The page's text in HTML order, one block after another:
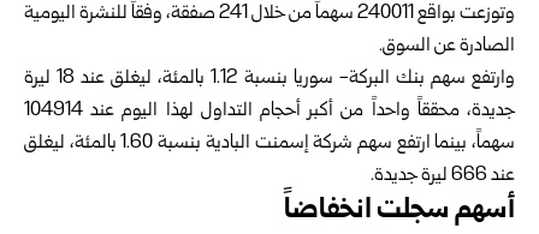
وتوزعت بواقع 240011 سهماً من خلال 241 صفقة، وفقاً للنشرة اليومية
الصادرة عن السوق.
‏وارتفع سهم بنك البركة- سوريا بنسبة 1.12 بالمئة، ليغلق عند 18 ليرة
جديدة، محققاً واحداً من أكبر أحجام التداول لهذا اليوم عند 104914
سهماً، بينما ارتفع سهم شركة إسمنت البادية بنسبة 1.60 بالمئة، ليغلق
عند 666 ليرة جديدة.
أسهم سجلت انخفاضاً